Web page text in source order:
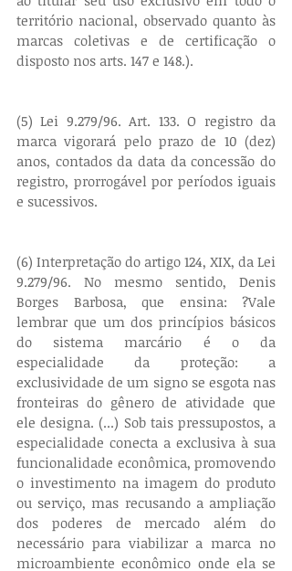
território nacional, observado quanto às
marcas coletivas e de certificação o
disposto nos arts. 147 e 148.).
(5) Lei 9.279/96. Art. 133. O registro da
marca vigorará pelo prazo de 10 (dez)
anos, contados da data da concessão do
registro, prorrogável por períodos iguais
e sucessivos.
(6) Interpretação do artigo 124, XIX, da Lei
9.279/96. No mesmo sentido, Denis
Borges Barbosa, que ensina: ?Vale
lembrar que um dos princípios básicos
do sistema marcário é o da
especialidade da proteção: a
exclusividade de um signo se esgota nas
fronteiras do gênero de atividade que
ele designa. (...) Sob tais pressupostos, a
especialidade conecta a exclusiva à sua
funcionalidade econômica, promovendo
o investimento na imagem do produto
ou serviço, mas recusando a ampliação
dos poderes de mercado além do
necessário para viabilizar a marca no
microambiente econômico onde ela se